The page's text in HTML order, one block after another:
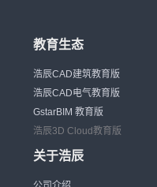
教育生态
浩辰CAD建筑教育版
浩辰CAD电气教育版
GstarBIM 教育版
浩辰3D Cloud教育版
关于浩辰